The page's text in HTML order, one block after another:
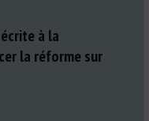
à la
la réforme sur